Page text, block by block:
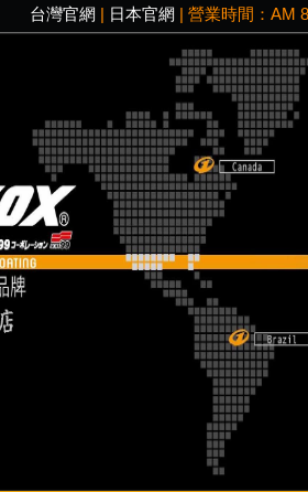
台灣官網 日本官網 | 營業時間：AM